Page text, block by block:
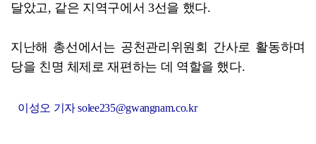
달았고, 같은 지역구에서 3선을 했다.
지난해 총선에서는 공천관리위원회 간사로 활동하며
당을 친명 체제로 재편하는 데 역할을 했다.
이성오 기자 solee235@gwangnam.co.kr